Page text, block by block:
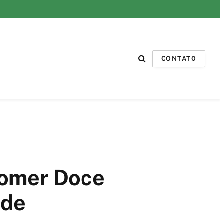
CONTATO
Doce